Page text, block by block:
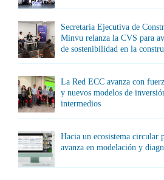
Secretaría Ejecutiva de
Minvu relanza la CVS para
de sostenibilidad en la
La Red ECC avanza con
y nuevos modelos de
intermedios
Hacia un ecosistema circular
avanza en modelación y